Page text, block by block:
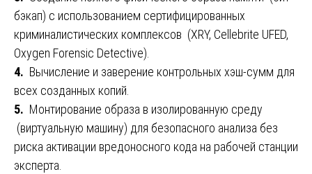
бэкап) с использованием сертифицированных
криминалистических комплексов (XRY, Cellebrite UFED,
Oxygen Forensic Detective).
4. Вычисление и заверение контрольных хэш-сумм для
всех созданных копий.
5. Монтирование образа в изолированную среду
(виртуальную машину) для безопасного анализа без
риска активации вредоносного кода на рабочей станции
эксперта.